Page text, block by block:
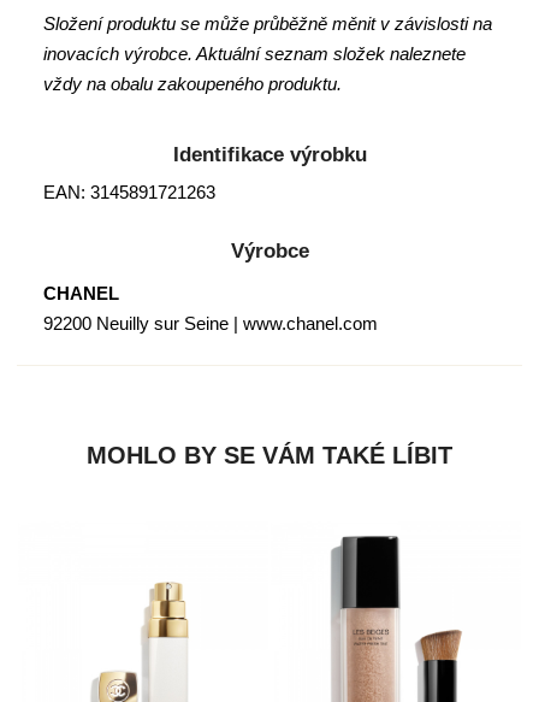
Složení produktu se může průběžně měnit v závislosti na
inovacích výrobce. Aktuální seznam složek naleznete
vždy na obalu zakoupeného produktu.
Identifikace výrobku
EAN: 3145891721263
Výrobce
CHANEL
92200 Neuilly sur Seine | www.chanel.com
MOHLO BY SE VÁM TAKÉ LÍBIT